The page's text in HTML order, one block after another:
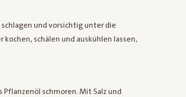
und vorsichtig unter die
kochen, schälen und auskühlen lassen,
Pflanzenöl schmoren. Mit Salz und